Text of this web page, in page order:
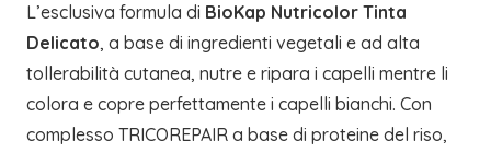
L’esclusiva formula di BioKap Nutricolor Tinta
Delicato, a base di ingredienti vegetali e ad alta
tollerabilità cutanea, nutre e ripara i capelli mentre li
colora e copre perfettamente i capelli bianchi. Con
complesso TRICOREPAIR a base di proteine del riso,